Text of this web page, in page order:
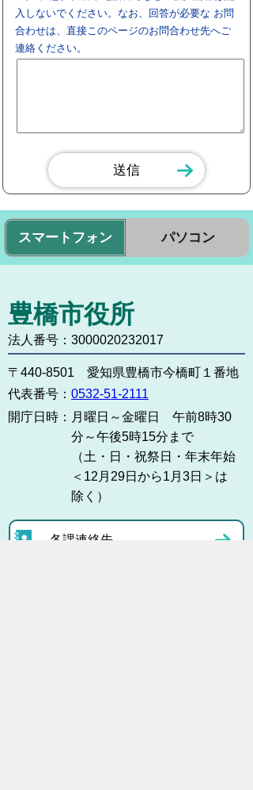
入しないでください。なお、回答が必要な お問
合わせは、直接このページのお問合わせ先へご
連絡ください。
スマートフォン パソコン
豊橋市役所
法人番号：3000020232017
〒440-8501 愛知県豊橋市今橋町１番地
代表番号： 0532-51-2111
開庁日時： 月曜日～金曜日 午前8時30
分～午後5時15分まで
（土・日・祝祭日・年末年始
＜12月29日から1月3日＞は
除く）
各課連絡先